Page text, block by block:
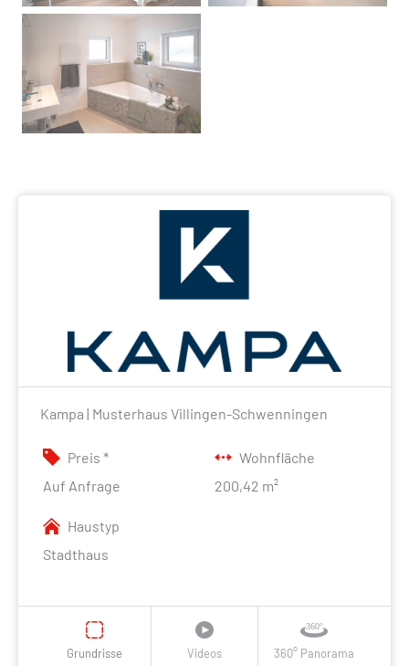
Kampa | Musterhaus Villingen-Schwenningen
Preis *
Auf Anfrage
Wohnfläche
200,42 m²
Haustyp
Stadthaus
Grundrisse Videos 360° Panorama